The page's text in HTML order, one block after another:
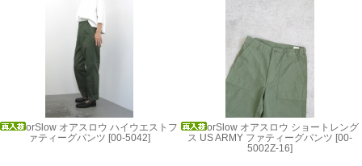
orSlow オアスロウ ハイウエストフ
ァティーグパンツ [00-5042]
orSlow オアスロウ ショートレング
ス US ARMY ファティーグパンツ [00-
5002Z-16]